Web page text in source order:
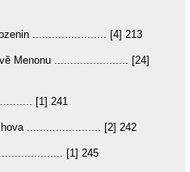
....................... [4] 213
Menonu ....................... [24]
[1] 241
....................... [2] 242
[1] 245